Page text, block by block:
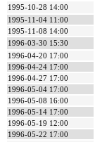
1995-10-28 14:00
1995-11-04 11:00
1995-11-08 14:00
1996-03-30 15:30
1996-04-20 17:00
1996-04-24 17:00
1996-04-27 17:00
1996-05-04 17:00
1996-05-08 16:00
1996-05-14 17:00
1996-05-19 12:00
1996-05-22 17:00